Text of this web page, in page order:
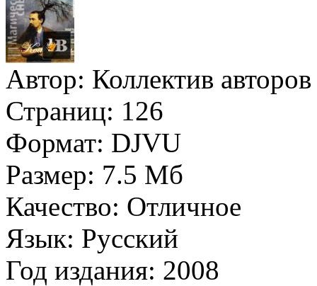
Автор: Коллектив авторов
Страниц: 126
Формат: DJVU
Размер: 7.5 Мб
Качество: Отличное
Язык: Русский
Год издания: 2008